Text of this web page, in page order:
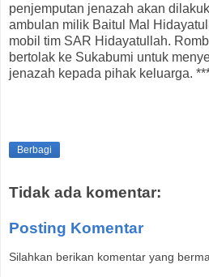
penjemputan jenazah akan
ambulan milik Baitul Mal
mobil tim SAR Hidayatullah.
bertolak ke Sukabumi untuk
jenazah kepada pihak keluarga.
Berbagi
Tidak ada komentar:
Posting Komentar
Silahkan berikan komentar yang